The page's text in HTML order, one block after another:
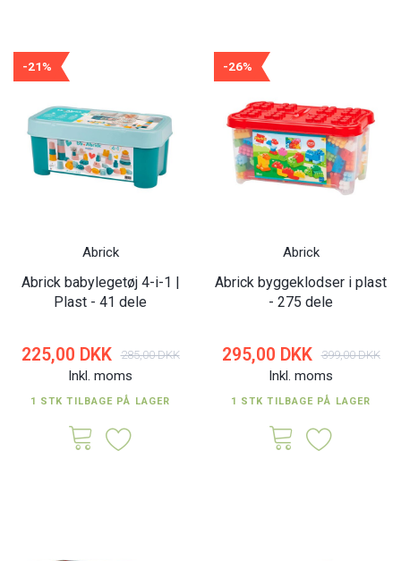
-21%
Abrick
Abrick babylegetøj 4-i-1 |
Plast - 41 dele
225,00 DKK 285,00 DKK
Inkl. moms
1 STK TILBAGE PÅ LAGER
-26%
Abrick
Abrick byggeklodser i plast
- 275 dele
295,00 DKK 399,00 DKK
Inkl. moms
1 STK TILBAGE PÅ LAGER